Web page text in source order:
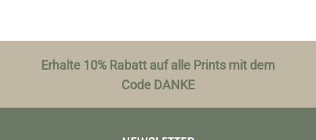
Erhalte 10% Rabatt auf alle Prints mit dem
Code DANKE